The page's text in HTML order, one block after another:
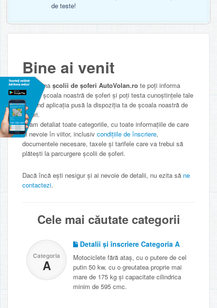
de teste!
Bine ai venit
Pe pagina școlii de șoferi AutoVolan.ro te poți informa
despre şcoala noastră de şoferi şi poți testa cunoştințele tale
folosind aplicația pusă la dispoziția ta de școala noastră de
șoferi.
Ți-am detaliat toate categoriile, cu toate informațiile de care
ai nevoie în viitor, inclusiv condițiile de înscriere,
documentele necesare, taxele și tarifele care va trebui să
plătești la parcurgere școlii de șoferi.
Dacă încă ești nesigur și ai nevoie de detalii, nu ezita să ne
contactezi.
Cele mai căutate categorii
Categoria
A
Detalii și înscriere Categoria A
Motociclete fără ataș, cu o putere de cel
putin 50 kw, cu o greutatea proprie mai
mare de 175 kg și capacitate cilindrica
minim de 595 cmc.